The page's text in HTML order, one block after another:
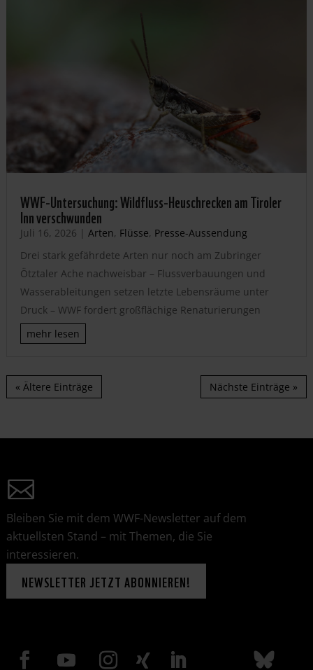
WWF-Untersuchung: Wildfluss-Heuschrecken am Tiroler
Inn verschwunden
Juli 16, 2026 | Arten, Flüsse, Presse-Aussendung
Drei stark gefährdete Arten nur noch am Zubringer
Ötztaler Ache nachweisbar – Flussverbauungen und
Wasserableitungen setzen letzte Lebensräume unter
Druck – WWF fordert großflächige Renaturierungen
mehr lesen
« Ältere Einträge Nächste Einträge »
Bleiben Sie mit dem WWF-Newsletter auf dem
aktuellsten Stand – mit Themen, die Sie
interessieren.
NEWSLETTER JETZT ABONNIEREN!